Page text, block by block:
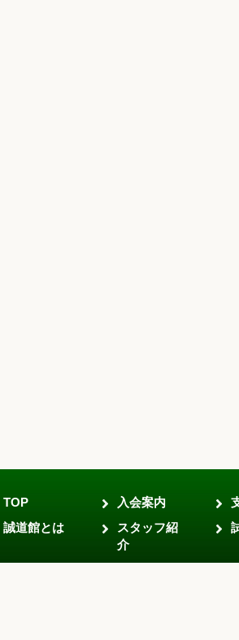
TOP
誠道館とは
入会案内
スタッフ紹
介